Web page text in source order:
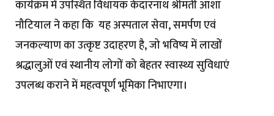
कार्यक्रम में उपस्थित विधायक केदारनाथ श्रीमती आशा
नौटियाल ने कहा कि यह अस्पताल सेवा, समर्पण एवं
जनकल्याण का उत्कृष्ट उदाहरण है, जो भविष्य में लाखों
श्रद्धालुओं एवं स्थानीय लोगों को बेहतर स्वास्थ्य सुविधाएं
उपलब्ध कराने में महत्वपूर्ण भूमिका निभाएगा।